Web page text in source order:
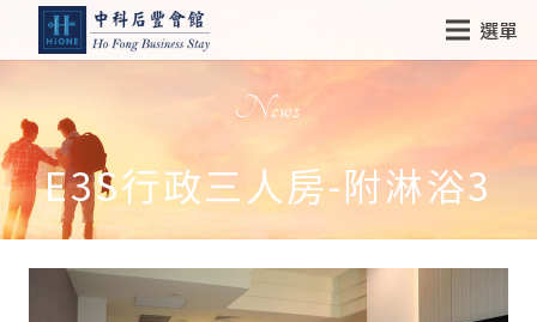
選單
News
E3S行政三人房-附淋浴3